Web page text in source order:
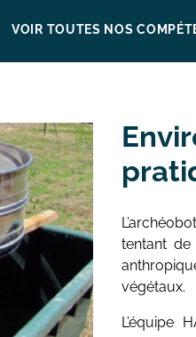
VOIR TOUTES NOS
La
Études du
Études
Études
Études
tentant de
végétaux.
L’équipe